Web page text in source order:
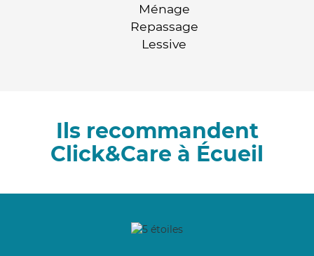
Ménage
Repassage
Lessive
Ils recommandent
Click&Care à Écueil